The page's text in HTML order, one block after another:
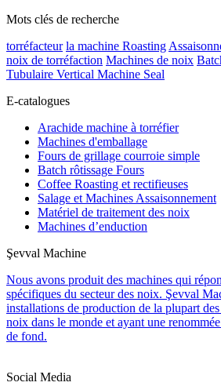
Mots clés de recherche
torréfacteur la machine Roasting
noix de torréfaction Machines de noix
Tubulaire Vertical Machine Seal
E-catalogues
Arachide machine à torréfier
Machines d'emballage
Fours de grillage courroie simple
Batch rôtissage Fours
Coffee Roasting et rectifieuses
Salage et Machines Assaisonnement
Matériel de traitement des noix
Machines d’enduction
Şevval Machine
Nous avons produit des machines qui
spécifiques du secteur des noix. Şevval
installations de production de la plupart
noix dans le monde et ayant une
de fond.
Social Media